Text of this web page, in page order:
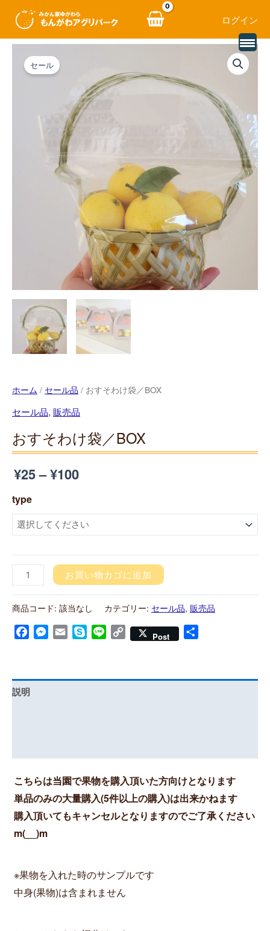
ログイン
セール
ホーム / セール品 / おすそわけ袋／BOX
セール品, 販売品
おすそわけ袋／BOX
¥25–¥100
帯:
¥25
–
¥100
type
お買い物カゴに追加
商品コード: 該当なし カテゴリー: セール品, 販売品
FacebookMessenger
Email SkypeLine Copy Post
説明
こちらは当園で果物を購入頂いた方向けとなります
単品のみの大量購入(5件以上の購入)は出来かねます
購入頂いてもキャンセルとなりますのでご了承ください
m(__)m
※果物を入れた時のサンプルです
中身(果物)は含まれません